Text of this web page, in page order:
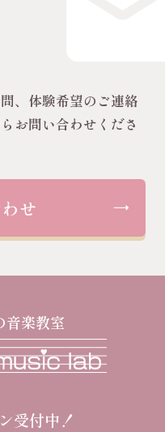
、体験希望のご連絡
お問い合わせくださ
せ
音楽教室
受付中！